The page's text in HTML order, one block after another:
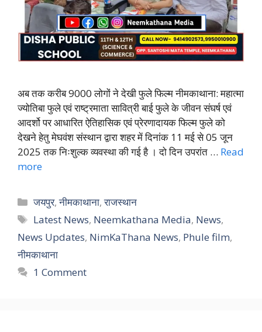
अब तक करीब 9000 लोगों ने देखी फुले फिल्म नीमकाथाना: महात्मा
ज्योतिबा फुले एवं राष्ट्रमाता सावित्री बाई फुले के जीवन संघर्ष एवं
आदर्शो पर आधारित ऐतिहासिक एवं प्रेरणादायक फिल्म फुले को
देखने हेतु मेघवंश संस्थान द्वारा शहर में दिनांक 11 मई से 05 जून
2025 तक निःशुल्क व्यवस्था की गई है । दो दिन उपरांत … Read
more
Categories
जयपुर,नीमकाथाना,राजस्थान
Tags
Latest News, Neemkathana Media, News,
News Updates, NimKaThana News, Phule film,
नीमकाथाना
1 Comment